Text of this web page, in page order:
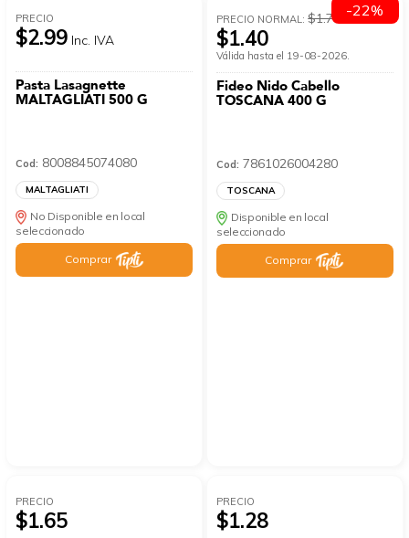
PRECIO
$2.99 Inc. IVA
Pasta Lasagnette
MALTAGLIATI 500 G
Cod: 8008845074080
MALTAGLIATI
No Disponible en local
seleccionado
Comprar
PRECIO NORMAL:$1.79
$1.40
Válida hasta el 19-08-2026.
Fideo Nido Cabello
TOSCANA 400 G
Cod: 7861026004280
TOSCANA
Disponible en local
seleccionado
Comprar
-22%
PRECIO
$1.65
PRECIO
$1.28